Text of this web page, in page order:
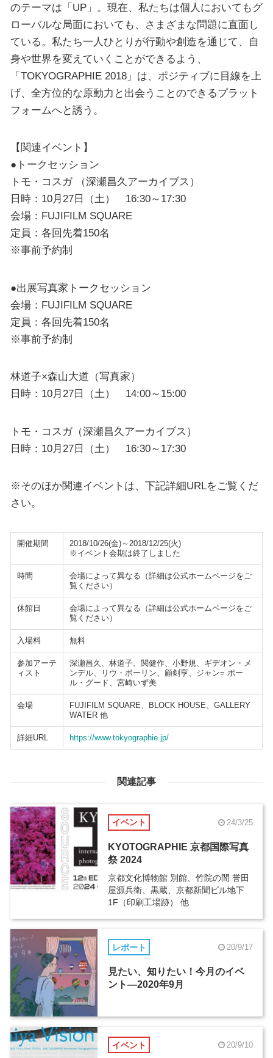
のテーマは「UP」。現在、私たちは個人においてもグ
ローバルな局面においても、さまざまな問題に直面し
ている。私たち一人ひとりが行動や創造を通じて、自
身や世界を変えていくことができるよう、
「TOKYOGRAPHIE 2018」は、ポジティブに目線を上
げ、全方位的な原動力と出会うことのできるプラット
フォームへと誘う。
【関連イベント】
●トークセッション
トモ・コスガ （深瀬昌久アーカイブス）
日時：10月27日（土） 16:30～17:30
会場：FUJIFILM SQUARE
定員：各回先着150名
※事前予約制
●出展写真家トークセッション
会場：FUJIFILM SQUARE
定員：各回先着150名
※事前予約制
林道子×森山大道（写真家）
日時：10月27日（土） 14:00～15:00
トモ・コスガ（深瀬昌久アーカイブス）
日時：10月27日（土） 16:30～17:30
※そのほか関連イベントは、下記詳細URLをご覧くだ
さい。
開催期間
2018/10/26(金)～2018/12/25(火)
※イベント会期は終了しました
時間
会場によって異なる（詳細は公式ホームページをご
覧ください）
休館日
会場によって異なる（詳細は公式ホームページをご
覧ください）
入場料 無料
参加アーテ
ィスト
深瀬昌久、林道子、関健作、小野規、ギデオン・メ
ンデル、リウ・ボーリン、顧剣亨、ジャン= ポー
ル・グード、宮崎いず美
会場
FUJIFILM SQUARE、BLOCK HOUSE、GALLERY
WATER 他
詳細URL https://www.tokyographie.jp/
関連記事
イベント 24/3/25
KYOTOGRAPHIE 京都国際写真
祭 2024
京都文化博物館 別館、竹院の間 誉田
屋源兵衛、黒蔵、京都新聞ビル地下
1F（印刷工場跡） 他
レポート 20/9/17
見たい、知りたい！今月のイベ
ント―2020年9月
イベント 20/9/10